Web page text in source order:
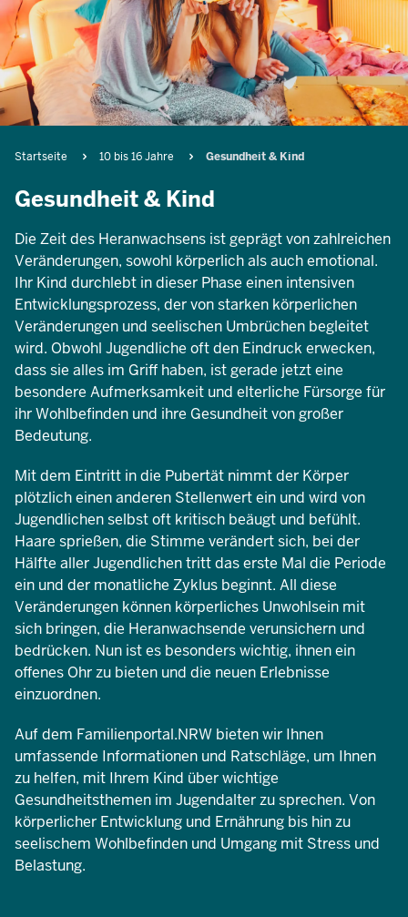
Pfadnavigation
Startseite 10 bis 16 Jahre Gesundheit & Kind
Gesundheit & Kind
Die Zeit des Heranwachsens ist geprägt von zahlreichen
Veränderungen, sowohl körperlich als auch emotional.
Ihr Kind durchlebt in dieser Phase einen intensiven
Entwicklungsprozess, der von starken körperlichen
Veränderungen und seelischen Umbrüchen begleitet
wird. Obwohl Jugendliche oft den Eindruck erwecken,
dass sie alles im Griff haben, ist gerade jetzt eine
besondere Aufmerksamkeit und elterliche Fürsorge für
ihr Wohlbefinden und ihre Gesundheit von großer
Bedeutung.
Mit dem Eintritt in die Pubertät nimmt der Körper
plötzlich einen anderen Stellenwert ein und wird von
Jugendlichen selbst oft kritisch beäugt und befühlt.
Haare sprießen, die Stimme verändert sich, bei der
Hälfte aller Jugendlichen tritt das erste Mal die Periode
ein und der monatliche Zyklus beginnt. All diese
Veränderungen können körperliches Unwohlsein mit
sich bringen, die Heranwachsende verunsichern und
bedrücken. Nun ist es besonders wichtig, ihnen ein
offenes Ohr zu bieten und die neuen Erlebnisse
einzuordnen.
Auf dem Familienportal.NRW bieten wir Ihnen
umfassende Informationen und Ratschläge, um Ihnen
zu helfen, mit Ihrem Kind über wichtige
Gesundheitsthemen im Jugendalter zu sprechen. Von
körperlicher Entwicklung und Ernährung bis hin zu
seelischem Wohlbefinden und Umgang mit Stress und
Belastung.